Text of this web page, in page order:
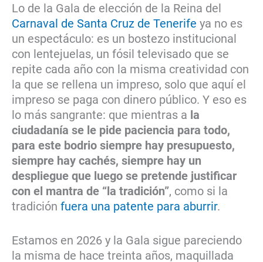
Lo de la Gala de elección de la Reina del
Carnaval de Santa Cruz de Tenerife ya no es
un espectáculo: es un bostezo institucional
con lentejuelas, un fósil televisado que se
repite cada año con la misma creatividad con
la que se rellena un impreso, solo que aquí el
impreso se paga con dinero público. Y eso es
lo más sangrante: que mientras a la
ciudadanía se le pide paciencia para todo,
para este bodrio siempre hay presupuesto,
siempre hay cachés, siempre hay un
despliegue que luego se pretende justificar
con el mantra de “la tradición”, como si la
tradición fuera una patente para aburrir.
Estamos en 2026 y la Gala sigue pareciendo
la misma de hace treinta años, maquillada